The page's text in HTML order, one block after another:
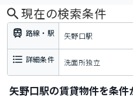
現在の検索条件
路線・駅 矢野口駅
詳細条件 洗面所独立
矢野口駅の賃貸物件を条件